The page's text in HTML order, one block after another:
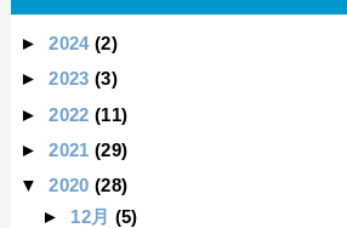
►2024 (2)
►2023 (3)
►2022 (11)
►2021 (29)
▼
2020 (28)
► 12月 (5)